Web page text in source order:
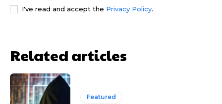
I've read and accept the Privacy Policy.
Related articles
Featured